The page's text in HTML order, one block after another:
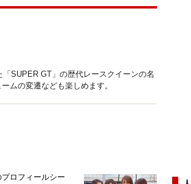
SUPER GT」の歴代レースクイーンの名
ムの変遷なども楽しめます。
ロフィールシー